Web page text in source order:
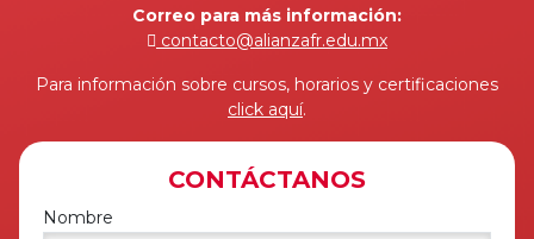
Correo para más información:
contacto@alianzafr.edu.mx
Para información sobre cursos, horarios y certificaciones
click aquí.
CONTÁCTANOS
Nombre